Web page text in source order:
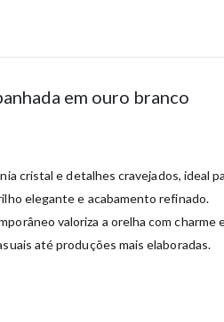
em ouro branco
cristal e detalhes cravejados, ideal
elegante e acabamento refinado.
valoriza a orelha com charme
até produções mais elaboradas.